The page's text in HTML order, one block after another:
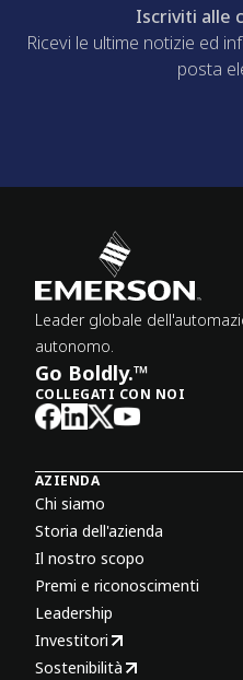
Iscriviti alle
Ricevi le ultime notizie ed
posta
Leader globale
autonomo.
Go Boldly.™
COLLEGATI CON NOI
AZIENDA
Chi siamo
Storia dell'azienda
Il nostro scopo
Premi e riconoscimenti
Leadership
Investitori
Sostenibilità